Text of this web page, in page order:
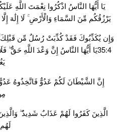
يَا أَيُّهَا النَّاسُ اذْكُرُوا نِعْمَتَ اللَّهِ
يَرْزُقُكُم مِّنَ السَّمَاءِ وَالْأَرْضِ ۚ لَا إِلَٰهَ إِلَّا
وَإِن يُكَذِّبُوكَ فَقَدْ كُذِّبَتْ رُسُلٌ مِّن قَبْلِكَ
35:4يَا أَيُّهَا النَّاسُ إِنَّ وَعْدَ اللَّهِ حَقٌّ
إِنَّ الشَّيْطَانَ لَكُمْ عَدُوٌّ فَاتَّخِذُوهُ
الَّذِينَ كَفَرُوا لَهُمْ عَذَابٌ شَدِيدٌ
لَهُم